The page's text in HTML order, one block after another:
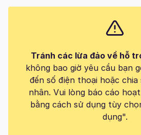
Tránh các lừa đảo về hỗ
không bao giờ yêu cầu bạn
đến số điện thoại hoặc
nhân. Vui lòng báo cáo
bằng cách sử dụng tùy
dụng".